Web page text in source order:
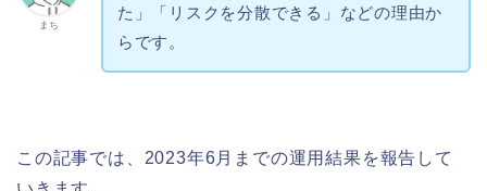
まち
た」「リスクを分散できる」などの理由か
らです。
この記事では、2023年6月までの運用結果を報告して